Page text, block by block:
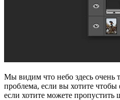
Мы видим что небо здесь очень
проблема, если вы хотите
если хотите можете пропустить